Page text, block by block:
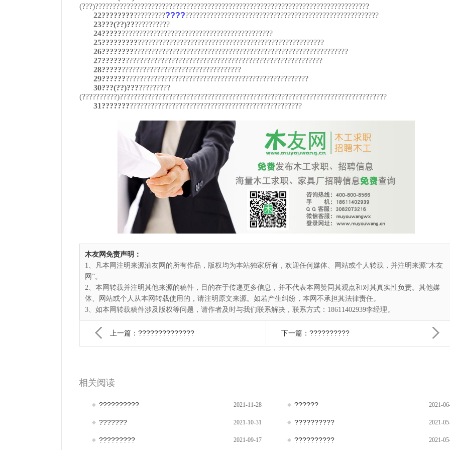
(???)??????????????????????????????????????????????????????????????????????????????
22????????????????????????????????????????????????????????????????????????????
23???(??)????????????
24????????????????????????????????????????????????
25??????????????????????????????????????????????????????????????
26?????????????????????????????????????????????????????????????????????
27??????????????????????????????????????????????????????????????
28???????????????????????????????????????
29??????????????????????????????????????????????????????????
30???(??)????????????
(??????????)????????????????????????????????????????????????????????????????????????????
31????????????????????????????????????????????????????????
木友网免责声明：
1、凡本网注明来源油友网的所有作品，版权均为本站独家所有，欢迎任何媒体、网站或个人转载，并注明来源“木友
网”。
2、本网转载并注明其他来源的稿件，目的在于传递更多信息，并不代表本网赞同其观点和对其真实性负责。其他媒
体、网站或个人从本网转载使用的，请注明原文来源。如若产生纠纷，本网不承担其法律责任。
3、如本网转载稿件涉及版权等问题，请作者及时与我们联系解决，联系方式：18611402939李经理。
上一篇：?????????????? 下一篇：??????????
相关阅读
?????????? 2021-11-28
??????? 2021-10-31
????????? 2021-09-17
?????? 2021-
?????????? 2021-
?????????? 2021-